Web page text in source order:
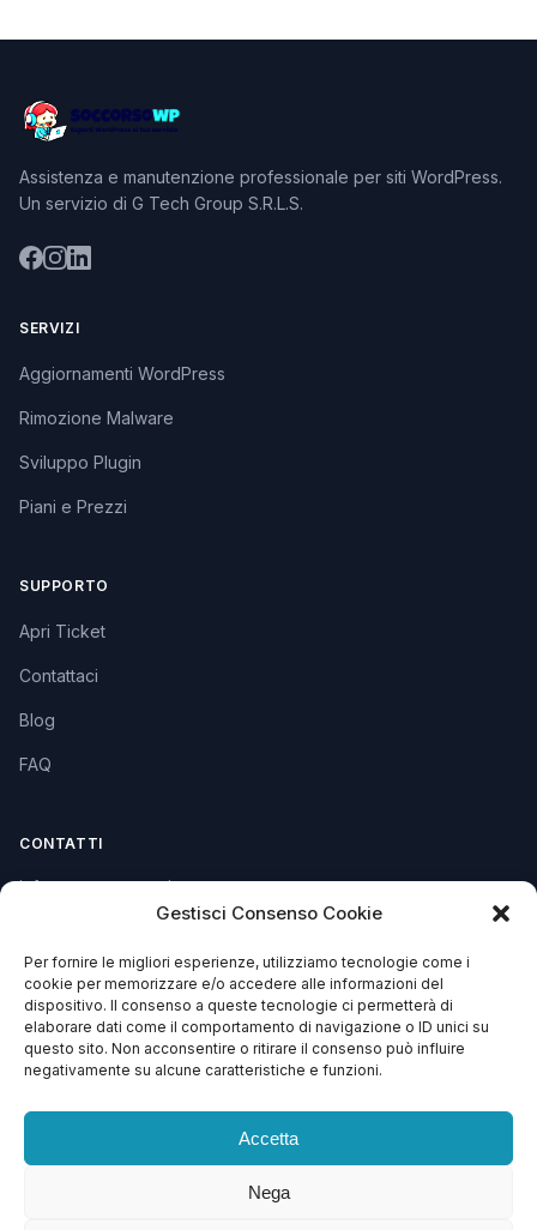
Gestisci Consenso Cookie
Per fornire le migliori esperienze, utilizziamo tecnologie come i
cookie per memorizzare e/o accedere alle informazioni del
dispositivo. Il consenso a queste tecnologie ci permetterà di
elaborare dati come il comportamento di navigazione o ID unici su
questo sito. Non acconsentire o ritirare il consenso può influire
negativamente su alcune caratteristiche e funzioni.
Accetta
Nega
Assistenza e manutenzione professionale per siti WordPress.
Un servizio di G Tech Group S.R.L.S.
SERVIZI
Aggiornamenti WordPress
Rimozione Malware
Sviluppo Plugin
Piani e Prezzi
SUPPORTO
Apri Ticket
Contattaci
Blog
FAQ
CONTATTI
info@soccorsowp.it
PEC: gtechgroup@pec.it
Privacy Policy
Cookie Policy
Termini e Condizioni